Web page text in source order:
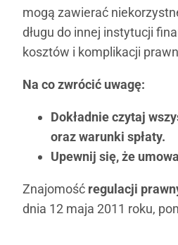
mogą zawierać
długu do innej instytucji
kosztów i komplikacji
Na co zwrócić uwagę:
Dokładnie czytaj
oraz warunki spłaty.
Upewnij się, że
Znajomość regulacji
dnia 12 maja 2011 roku,